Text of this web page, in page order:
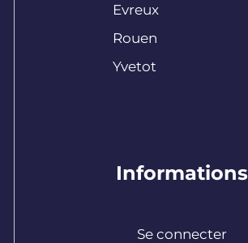
Evreux
Rouen
Yvetot
Informations
Se connecter